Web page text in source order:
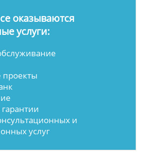
оказываются
услуги:
проекты
и
услуг